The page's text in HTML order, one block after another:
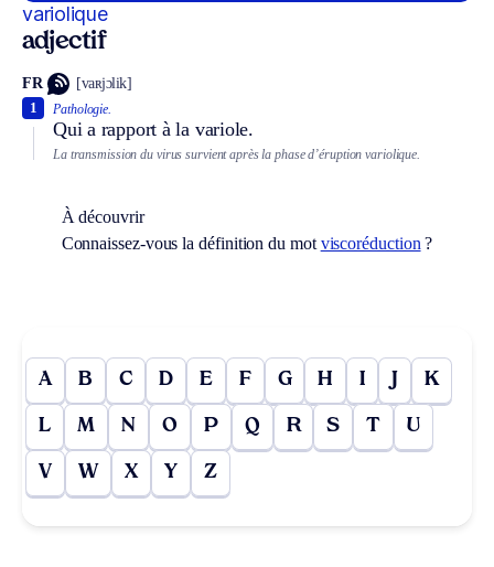
variolique
adjectif
FR [vaʀjɔlik]
Pathologie.
Qui a rapport à la variole.
1
La transmission du virus survient après la phase d’éruption variolique.
À découvrir
Connaissez-vous la définition du mot viscoréduction ?
A B C D E F G H I J K
L M N O P Q R S T U
V W X Y Z